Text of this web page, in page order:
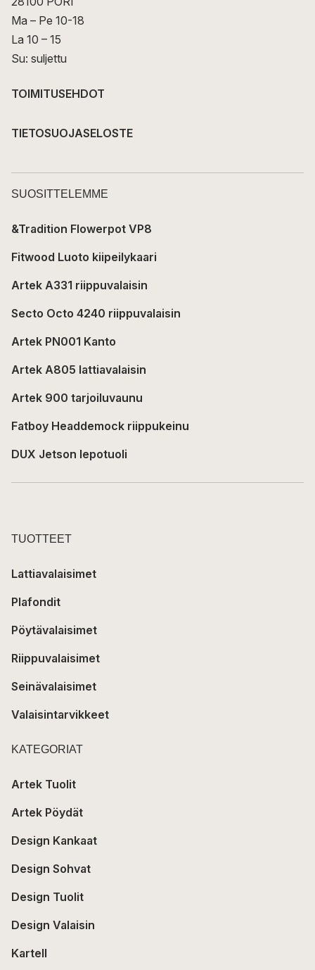
Ma – Pe 10-18
La 10 – 15
Su: suljettu
TOIMITUSEHDOT
TIETOSUOJASELOSTE
SUOSITTELEMME
&Tradition Flowerpot VP8
Fitwood Luoto kiipeilykaari
Artek A331 riippuvalaisin
Secto Octo 4240 riippuvalaisin
Artek PN001 Kanto
Artek A805 lattiavalaisin
Artek 900 tarjoiluvaunu
Fatboy Headdemock riippukeinu
DUX Jetson lepotuoli
TUOTTEET
Lattiavalaisimet
Plafondit
Pöytävalaisimet
Riippuvalaisimet
Seinävalaisimet
Valaisintarvikkeet
KATEGORIAT
Artek Tuolit
Artek Pöydät
Design Kankaat
Design Sohvat
Design Tuolit
Design Valaisin
Kartell